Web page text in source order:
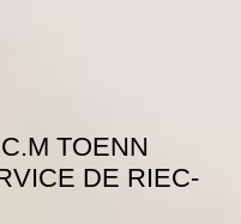
TOENN
DE RIEC-